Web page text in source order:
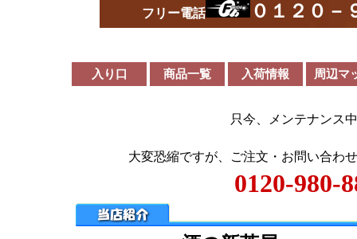
フリー電話
０１２０－
入り口 商品一覧 入荷情報 周辺マ
只今、メンテナンス
大変恐縮ですが、ご注文・お問い合わ
0120-980-